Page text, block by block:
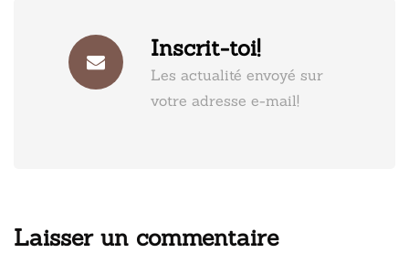
Inscrit-toi!
Les actualité envoyé sur
votre adresse e-mail!
Laisser un commentaire